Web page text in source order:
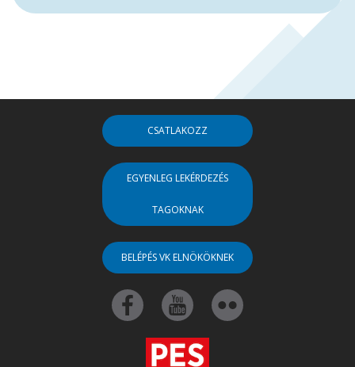
CSATLAKOZZ
EGYENLEG LEKÉRDEZÉS
TAGOKNAK
BELÉPÉS VK ELNÖKÖKNEK